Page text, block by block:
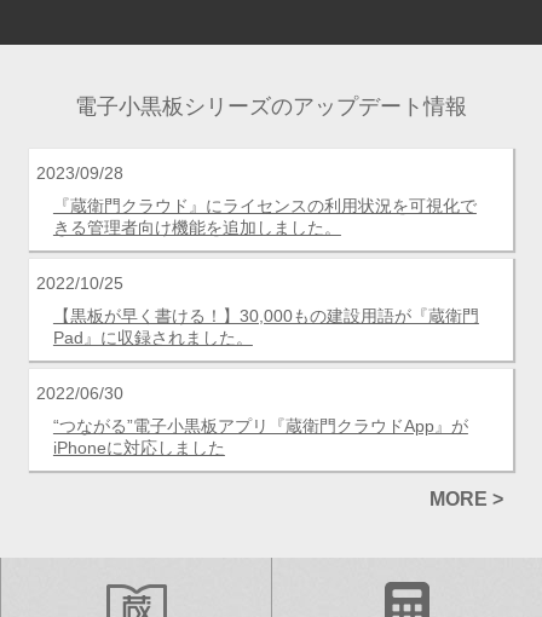
電子小黒板シリーズのアップデート情報
2023/09/28
『蔵衛門クラウド』にライセンスの利用状況を可視化で
きる管理者向け機能を追加しました。
2022/10/25
【黒板が早く書ける！】30,000もの建設用語が『蔵衛門
Pad』に収録されました。
2022/06/30
“つながる”電子小黒板アプリ『蔵衛門クラウドApp』が
iPhoneに対応しました
MORE >